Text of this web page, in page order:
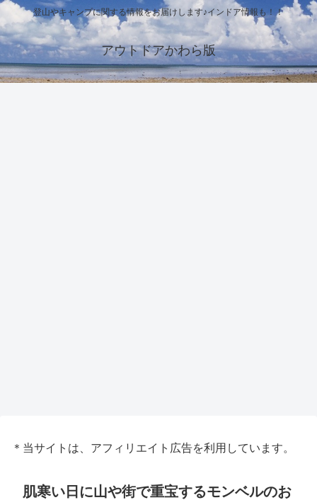
登山やキャンプに関する情報をお届けします♪インドア情報も！！
アウトドアかわら版
＊当サイトは、アフィリエイト広告を利用しています。
肌寒い日に山や街で重宝するモンベルのお